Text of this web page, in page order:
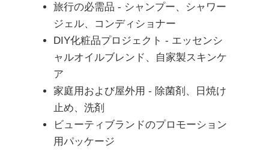
旅行の必需品 - シャンプー、シャワー
ジェル、コンディショナー
DIY化粧品プロジェクト - エッセンシ
ャルオイルブレンド、自家製スキンケ
ア
家庭用および屋外用 - 除菌剤、日焼け
止め、洗剤
ビューティブランドのプロモーション
用パッケージ